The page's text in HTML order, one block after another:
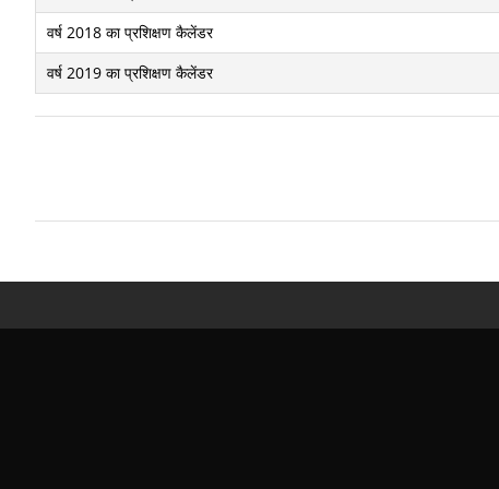
वर्ष 2018 का प्रशिक्षण कैलेंडर
वर्ष 2019 का प्रशिक्षण कैलेंडर